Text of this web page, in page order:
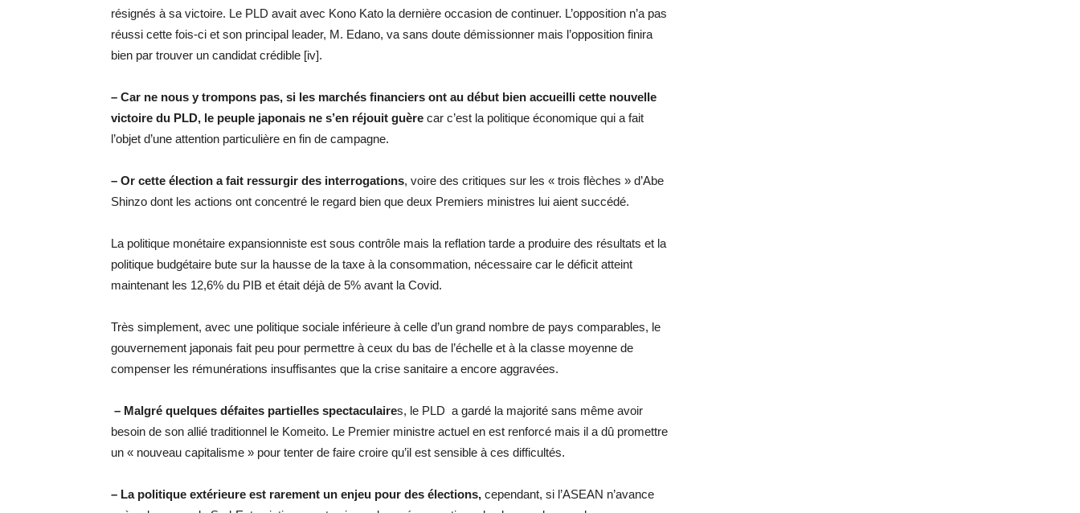
résignés à sa victoire. Le PLD avait avec Kono Kato la dernière occasion de continuer. L’opposition n’a pas
réussi cette fois-ci et son principal leader, M. Edano, va sans doute démissionner mais l’opposition finira
bien par trouver un candidat crédible [iv].
– Car ne nous y trompons pas, si les marchés financiers ont au début bien accueilli cette nouvelle
victoire du PLD, le peuple japonais ne s’en réjouit guère car c’est la politique économique qui a fait
l’objet d’une attention particulière en fin de campagne.
– Or cette élection a fait ressurgir des interrogations, voire des critiques sur les « trois flèches » d’Abe
Shinzo dont les actions ont concentré le regard bien que deux Premiers ministres lui aient succédé.
La politique monétaire expansionniste est sous contrôle mais la reflation tarde a produire des résultats et la
politique budgétaire bute sur la hausse de la taxe à la consommation, nécessaire car le déficit atteint
maintenant les 12,6% du PIB et était déjà de 5% avant la Covid.
Très simplement, avec une politique sociale inférieure à celle d’un grand nombre de pays comparables, le
gouvernement japonais fait peu pour permettre à ceux du bas de l’échelle et à la classe moyenne de
compenser les rémunérations insuffisantes que la crise sanitaire a encore aggravées.
– Malgré quelques défaites partielles spectaculaires, le PLD a gardé la majorité sans même avoir
besoin de son allié traditionnel le Komeito. Le Premier ministre actuel en est renforcé mais il a dû promettre
un « nouveau capitalisme » pour tenter de faire croire qu’il est sensible à ces difficultés.
– La politique extérieure est rarement un enjeu pour des élections, cependant, si l’ASEAN n’avance